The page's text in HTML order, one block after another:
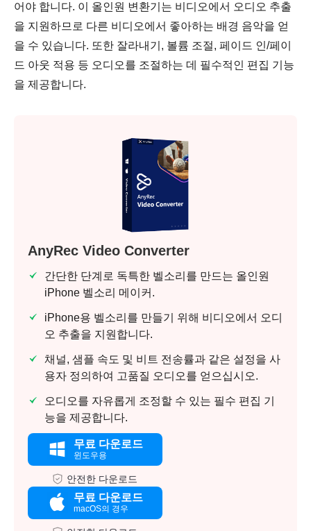
어야 합니다. 이 올인원 변환기는 비디오에서 오디오 추출
을 지원하므로 다른 비디오에서 좋아하는 배경 음악을 얻
을 수 있습니다. 또한 잘라내기, 볼륨 조절, 페이드 인/페이
드 아웃 적용 등 오디오를 조절하는 데 필수적인 편집 기능
을 제공합니다.
AnyRec Video Converter
간단한 단계로 독특한 벨소리를 만드는 올인원
iPhone 벨소리 메이커.
iPhone용 벨소리를 만들기 위해 비디오에서 오디
오 추출을 지원합니다.
채널, 샘플 속도 및 비트 전송률과 같은 설정을 사
용자 정의하여 고품질 오디오를 얻으십시오.
오디오를 자유롭게 조정할 수 있는 필수 편집 기
능을 제공합니다.
무료 다운로드
윈도우용
안전한 다운로드
무료 다운로드
macOS의 경우